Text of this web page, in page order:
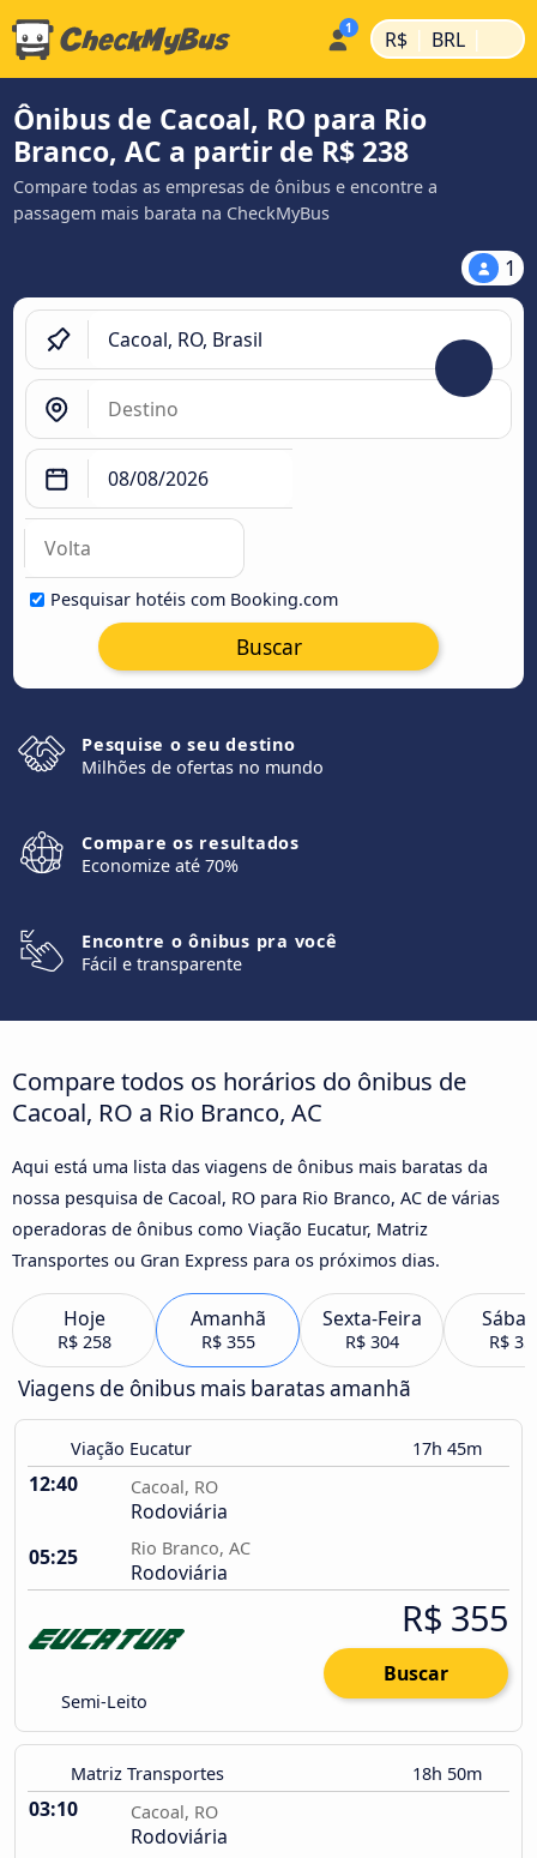
R$ | BRL |
Ônibus de Cacoal, RO para Rio
Branco, AC a partir de R$ 238
Compare todas as empresas de ônibus e encontre a
passagem mais barata na CheckMyBus
1
Pesquisar hotéis com Booking.com
Buscar
Pesquise o seu destino
Milhões de ofertas no mundo
Compare os resultados
Economize até 70%
Encontre o ônibus pra você
Fácil e transparente
Compare todos os horários do ônibus de
Cacoal, RO a Rio Branco, AC
Aqui está uma lista das viagens de ônibus mais baratas da
nossa pesquisa de Cacoal, RO para Rio Branco, AC de várias
operadoras de ônibus como Viação Eucatur, Matriz
Transportes ou Gran Express para os próximos dias.
Hoje
R$ 258
Amanhã
R$ 355
Sexta-Feira
R$ 304 R$
Viagens de ônibus mais baratas amanhã
Viação Eucatur 17h 45m
12:40 Cacoal, RO
Rodoviária
05:25
Rio Branco, AC
Rodoviária
Semi-Leito
R$ 355
Buscar
Matriz Transportes 18h 50m
03:10 Cacoal, RO
Rodoviária